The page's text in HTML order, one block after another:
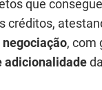
que
créditos,
, com
adicionalidade